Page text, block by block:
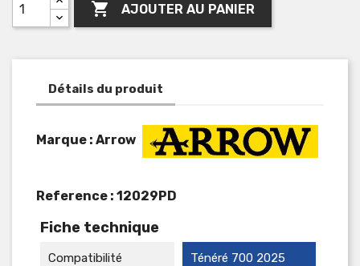
 AJOUTER AU PANIER
Détails du produit
Marque : Arrow
Reference : 12029PD
Fiche technique
Compatibilité Ténéré 700 2025